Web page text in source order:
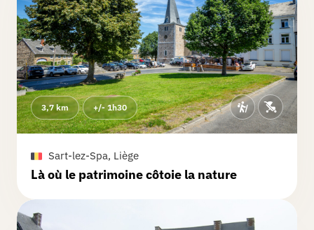
3,7 km +/- 1h30
Sart-lez-Spa, Liège
Là où le patrimoine côtoie la nature